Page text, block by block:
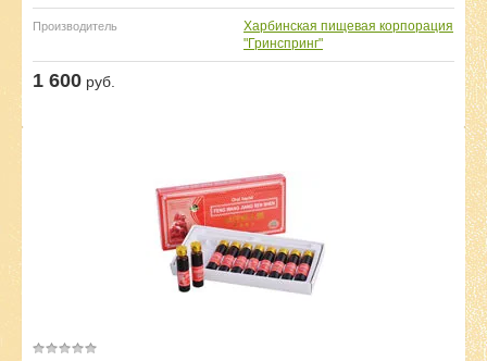
Производитель
Харбинская пищевая корпорация
"Гринспринг"
1 600 руб.